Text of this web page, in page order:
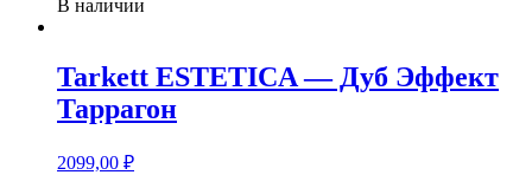
В наличии
Tarkett ESTETICA — Дуб Эффект
Таррагон
2099,00 ₽